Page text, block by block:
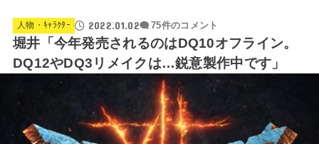
人物・ｷｬﾗｸﾀｰ 2022.01.02 75件のコメント
堀井「今年発売されるのはDQ10オフライン。
DQ12やDQ3リメイクは…鋭意製作中です」